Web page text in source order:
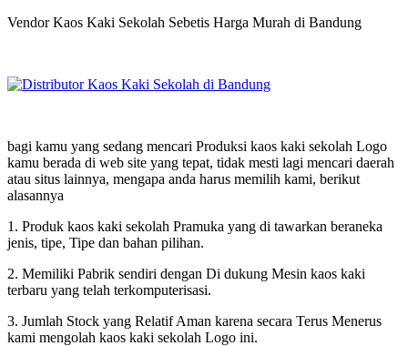
Vendor Kaos Kaki Sekolah Sebetis Harga Murah di Bandung
bagi kamu yang sedang mencari Produksi kaos kaki sekolah Logo
kamu berada di web site yang tepat, tidak mesti lagi mencari daerah
atau situs lainnya, mengapa anda harus memilih kami, berikut
alasannya
1. Produk kaos kaki sekolah Pramuka yang di tawarkan beraneka
jenis, tipe, Tipe dan bahan pilihan.
2. Memiliki Pabrik sendiri dengan Di dukung Mesin kaos kaki
terbaru yang telah terkomputerisasi.
3. Jumlah Stock yang Relatif Aman karena secara Terus Menerus
kami mengolah kaos kaki sekolah Logo ini.